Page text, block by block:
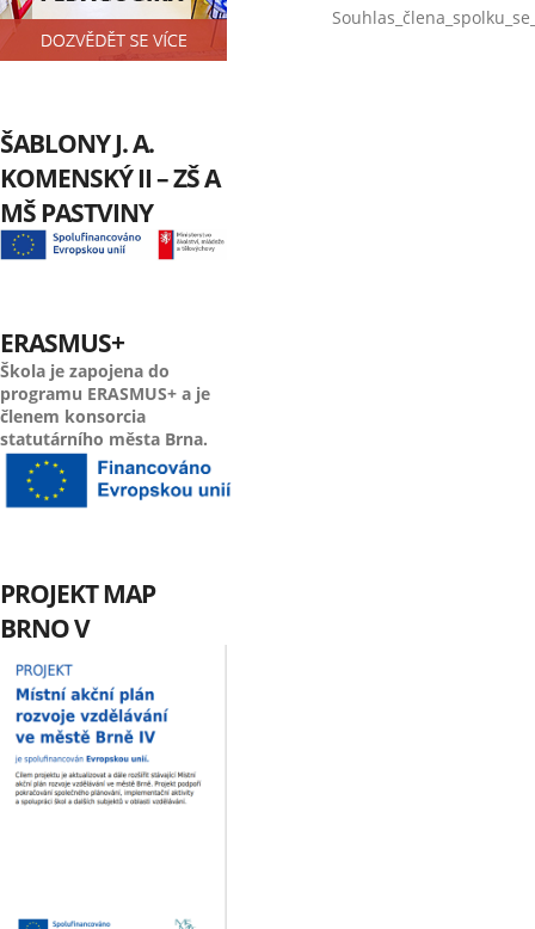
ŠABLONY J. A.
KOMENSKÝ II – ZŠ A
MŠ PASTVINY
ERASMUS+
Škola je zapojena do
programu ERASMUS+ a je
členem konsorcia
statutárního města Brna.
PROJEKT MAP
BRNO V